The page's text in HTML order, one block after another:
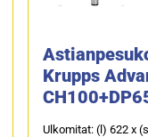
Krupps
Ulkomitat: (l) 622 x